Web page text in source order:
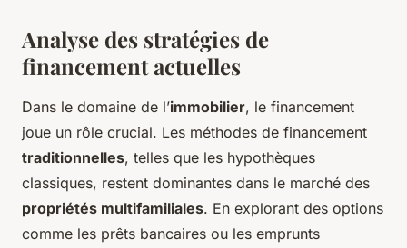
Analyse des stratégies de
financement actuelles
Dans le domaine de l’immobilier, le financement
joue un rôle crucial. Les méthodes de financement
traditionnelles, telles que les hypothèques
classiques, restent dominantes dans le marché des
propriétés multifamiliales. En explorant des options
comme les prêts bancaires ou les emprunts